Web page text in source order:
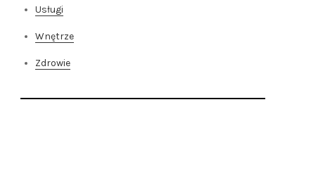
Usługi
Wnętrze
Zdrowie